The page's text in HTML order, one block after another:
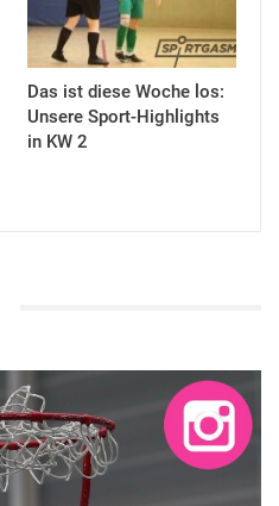
Das ist diese Woche los:
Unsere Sport-Highlights
in KW 2